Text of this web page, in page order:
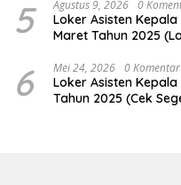
5 Agustus 9, 2026 0
Loker Asisten
Maret Tahun 2025
6 Mei 24, 2026 0 Komentar
Loker Asisten
Tahun 2025 (Cek